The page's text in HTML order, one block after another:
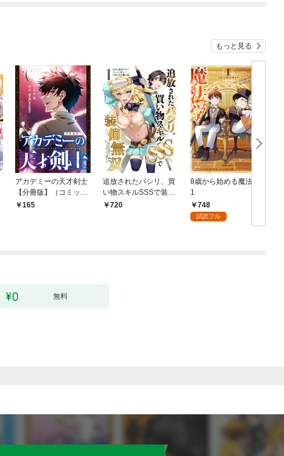
もっと見る
アカデミーの天才剣士
【分冊版】（コミッ
ク） １話【フルカラ
165
追放されたパシリ、買
い物スキルSSSで装備
無双 ～買ったモノを
720
8歳から始める魔法学
1
748
試読フル
無料